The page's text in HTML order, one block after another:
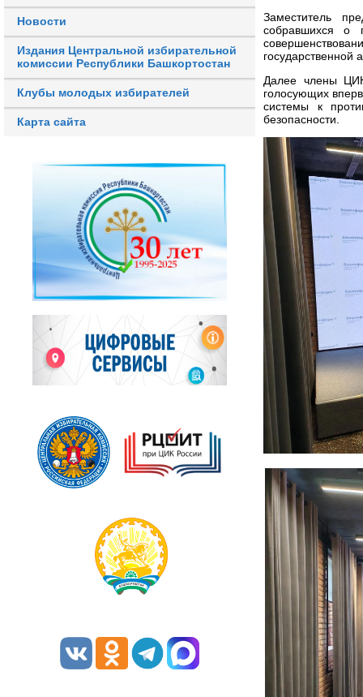
Новости
Издания Центральной избирательной
комиссии Республики Башкортостан
Клубы молодых избирателей
Карта сайта
Заместитель
собравшихся о
Далее члены
голосующих
системы к
безопасности.